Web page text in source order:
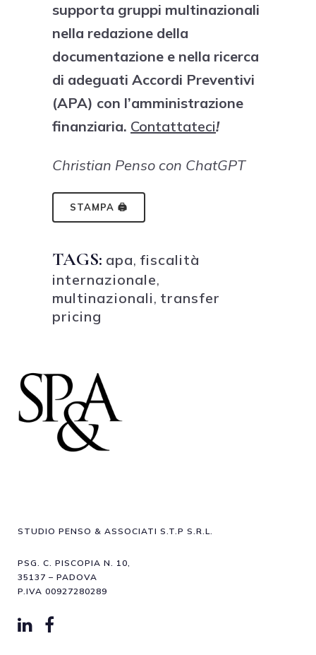
supporta gruppi multinazionali
nella redazione della
documentazione e nella ricerca
di adeguati Accordi Preventivi
(APA) con l’amministrazione
finanziaria. Contattateci!
Christian Penso con ChatGPT
STAMPA 🖨
TAGS: apa, fiscalità
internazionale,
multinazionali, transfer
pricing
STUDIO PENSO & ASSOCIATI S.T.P S.R.L.
PSG. C. PISCOPIA N. 10,
35137 – PADOVA
P.IVA 00927280289